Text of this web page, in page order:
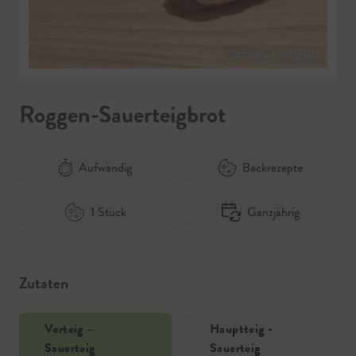
© Erika Schwab-Röck
Roggen-Sauerteigbrot
Aufwändig Backrezepte
1 Stück Ganzjährig
Zutaten
Vorteig –
Sauerteig
Hauptteig -
Sauerteig